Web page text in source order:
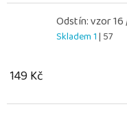
Odstín: vzor
Skladem 1| 57
149 Kč